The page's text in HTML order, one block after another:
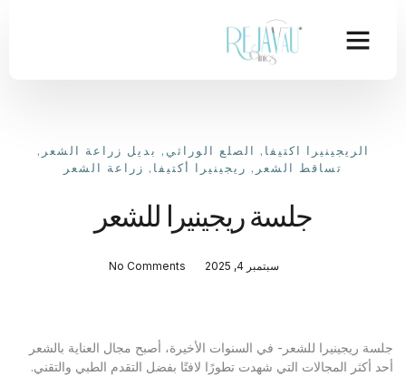
الريجينيرا اكتيفا , الصلع الوراثي , بديل زراعة الشعر ,
تساقط الشعر , ريجينيرا أكتيفا , زراعة الشعر
جلسة ريجينيرا للشعر
سبتمبر 4, 2025 No Comments
جلسة ريجينيرا للشعر- في السنوات الأخيرة، أصبح مجال العناية بالشعر
أحد أكثر المجالات التي شهدت تطورًا لافتًا بفضل التقدم الطبي والتقني.